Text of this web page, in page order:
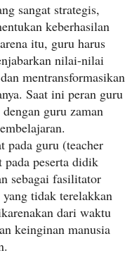
sangat strategis,
keberhasilan
itu, guru harus
nilai-nilai
mentransformasikan
Saat ini peran guru
guru zaman
pada guru (teacher
pada peserta didik
sebagai fasilitator
yang tidak terelakkan
dari waktu
keinginan manusia